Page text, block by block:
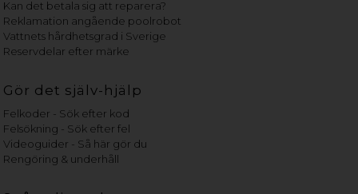
Kan det betala sig att reparera?
Reklamation angående poolrobot
Vattnets hårdhetsgrad i Sverige
Reservdelar efter märke
Gör det själv-hjälp
Felkoder - Sök efter kod
Felsökning - Sök efter fel
Videoguider - Så här gör du
Rengöring & underhåll